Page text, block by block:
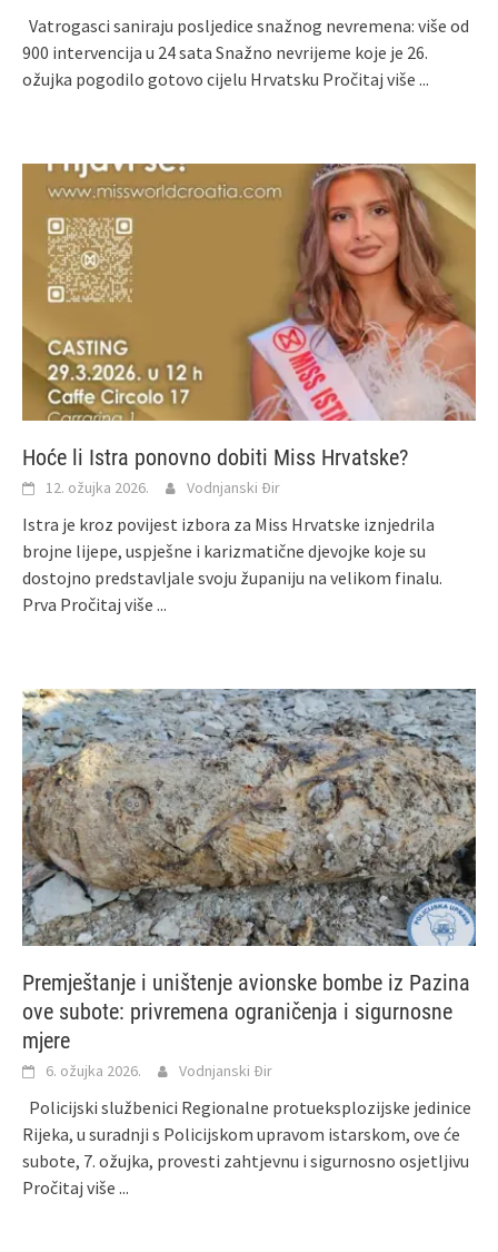
Vatrogasci saniraju posljedice snažnog nevremena: više od
900 intervencija u 24 sata Snažno nevrijeme koje je 26.
ožujka pogodilo gotovo cijelu Hrvatsku Pročitaj više ...
Hoće li Istra ponovno dobiti Miss Hrvatske?
12. ožujka 2026. Vodnjanski Đir
Istra je kroz povijest izbora za Miss Hrvatske iznjedrila
brojne lijepe, uspješne i karizmatične djevojke koje su
dostojno predstavljale svoju županiju na velikom finalu.
Prva Pročitaj više ...
Premještanje i uništenje avionske bombe iz Pazina
ove subote: privremena ograničenja i sigurnosne
mjere
6. ožujka 2026. Vodnjanski Đir
Policijski službenici Regionalne protueksplozijske jedinice
Rijeka, u suradnji s Policijskom upravom istarskom, ove će
subote, 7. ožujka, provesti zahtjevnu i sigurnosno osjetljivu
Pročitaj više ...